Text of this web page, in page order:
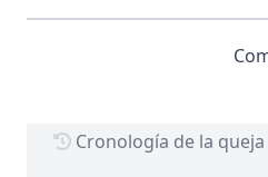
Cronología de la queja